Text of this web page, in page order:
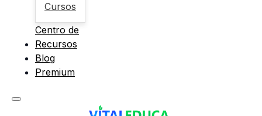
Cursos
Centro de
Recursos
Blog
Premium